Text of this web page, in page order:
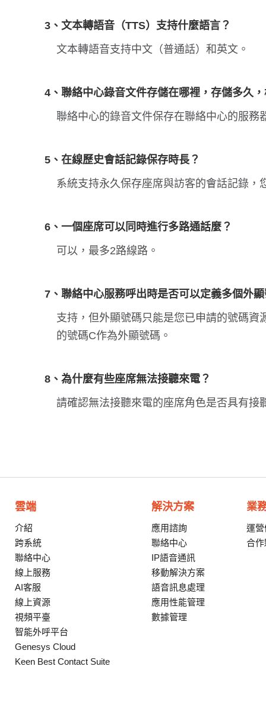
3、文本轉語音（TTS）支持什麼語言？
文本轉語音支持中文（普通話）和英文。
4、聯絡中心錄音文件存儲在哪裡，存儲多久
聯絡中心的錄音文件保存在聯絡中心的服
5、在線歷史會話記錄保存時長？
系統支持永久保存座席與訪客的會話記錄
6、一個座席可以同時進行多路通話麼？
可以，最多2路線路。
7、聯絡中心服務呼出時是否可以定義多個外
支持，但外顯號碼只能是您已申請的號碼
的號碼C作為外顯號碼。
8、為什麼有些座席無法接聽來電？
請確認無法接聽來電的座席角色是否具有接
雲端
介紹
跨系統
聯絡中心
線上服務
AI客服
線上資源
視頻平臺
智能外呼平台
Genesys Cloud
Keen Best Contact Suite
解決方案
應用諮詢
聯絡中心
IP語音通訊
移動解決方案
語音訊息處理
應用性能管理
數據管理
業
運
合